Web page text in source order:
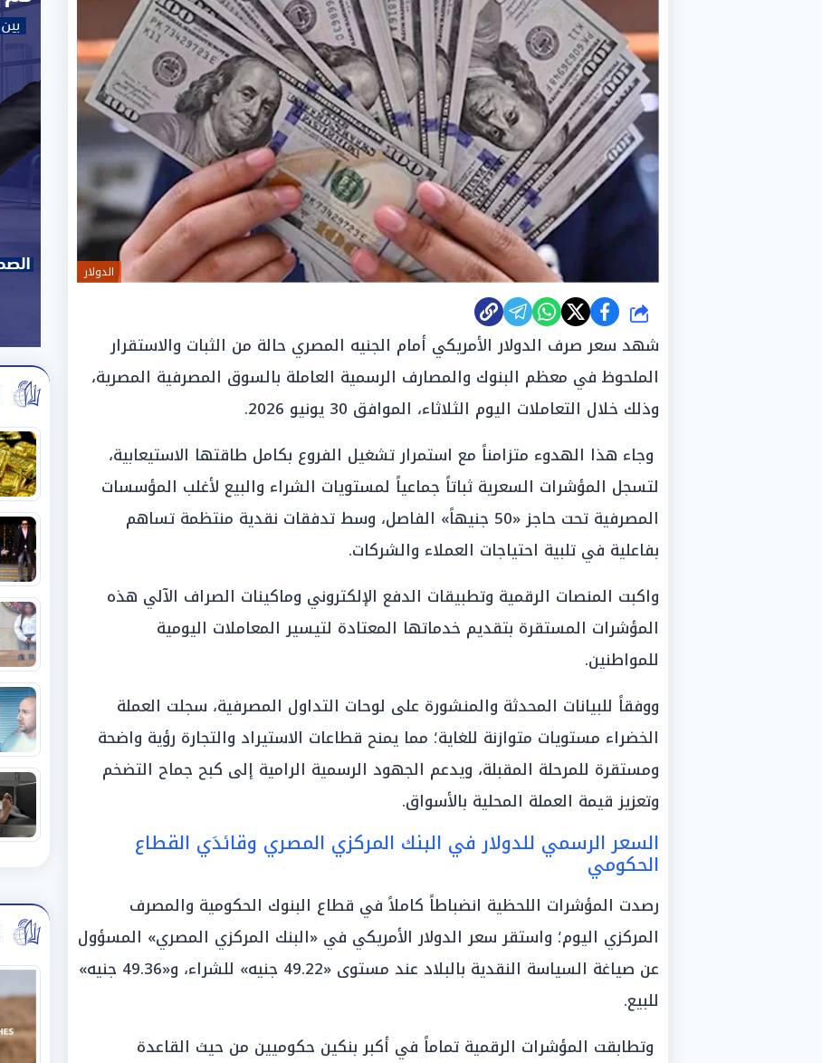
الدولار
شارك
شهد سعر صرف الدولار الأمريكي أمام الجنيه المصري حالة من الثبات والاستقرار
الملحوظ في معظم البنوك والمصارف الرسمية العاملة بالسوق المصرفية المصرية،
وذلك خلال التعاملات اليوم الثلاثاء، الموافق 30 يونيو 2026.
وجاء هذا الهدوء متزامناً مع استمرار تشغيل الفروع بكامل طاقتها الاستيعابية،
لتسجل المؤشرات السعرية ثباتاً جماعياً لمستويات الشراء والبيع لأغلب المؤسسات
المصرفية تحت حاجز «50 جنيهاً» الفاصل، وسط تدفقات نقدية منتظمة تساهم
بفاعلية في تلبية احتياجات العملاء والشركات.
واكبت المنصات الرقمية وتطبيقات الدفع الإلكتروني وماكينات الصراف الآلي هذه
المؤشرات المستقرة بتقديم خدماتها المعتادة لتيسير المعاملات اليومية
للمواطنين.
ووفقاً للبيانات المحدثة والمنشورة على لوحات التداول المصرفية، سجلت العملة
الخضراء مستويات متوازنة للغاية؛ مما يمنح قطاعات الاستيراد والتجارة رؤية واضحة
ومستقرة للمرحلة المقبلة، ويدعم الجهود الرسمية الرامية إلى كبح جماح التضخم
وتعزيز قيمة العملة المحلية بالأسواق.
السعر الرسمي للدولار في البنك المركزي المصري وقائدَي القطاع
الحكومي
رصدت المؤشرات اللحظية انضباطاً كاملاً في قطاع البنوك الحكومية والمصرف
المركزي اليوم؛ واستقر سعر الدولار الأمريكي في «البنك المركزي المصري» المسؤول
عن صياغة السياسة النقدية بالبلاد عند مستوى «49.22 جنيه» للشراء، و«49.36 جنيه»
للبيع.
وتطابقت المؤشرات الرقمية تماماً في أكبر بنكين حكوميين من حيث القاعدة